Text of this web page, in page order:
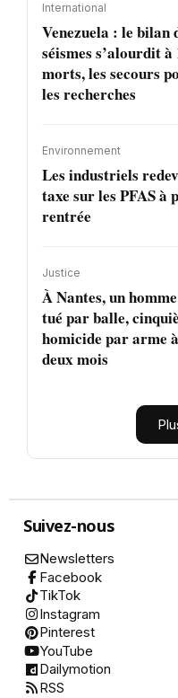
International
Venezuela : le bilan
séismes s’alourdit à
morts, les secours
les recherches
Environnement
Les industriels
taxe sur les PFAS à
rentrée
Justice
À Nantes, un
tué par balle,
homicide par arme
deux mois
Suivez-nous
Newsletters
Facebook
TikTok
Instagram
Pinterest
YouTube
Dailymotion
RSS